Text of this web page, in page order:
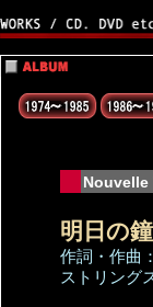
Nouvelle
明日の鐘
作詞・作曲
ストリング